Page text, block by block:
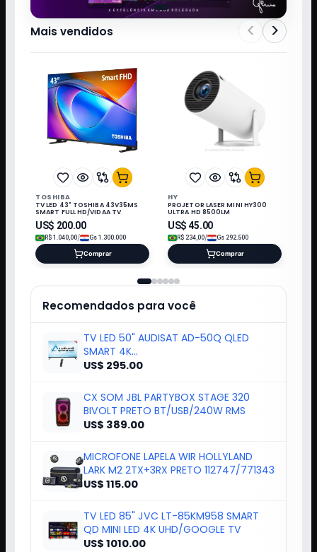
Mais vendidos < >
TOSHIBA
TV LED 43" TOSHIBA 43V35MS
SMART FULL HD/VIDAA TV
US$ 200.00
R$ 1.040,00/ Gs 1.300.000
Comprar
HY
PROJETOR LASER MINI HY300
ULTRA HD 8500LM
US$ 45.00
R$ 234,00/ Gs 292.500
Comprar
Recomendados para você
TV LED 50" AUDISAT AD-50Q QLED
SMART 4K
ULTRAHD+CONVERSOR/HDMI/AND15
US$ 295.00
CX SOM JBL PARTYBOX STAGE 320
BIVOLT PRETO BT/USB/240W RMS
US$ 389.00
MICROFONE LAPELA WIR HOLLYLAND
LARK M2 2TX+3RX PRETO 112747/771343
US$ 115.00
TV LED 85" JVC LT-85KM958 SMART
QD MINI LED 4K UHD/GOOGLE TV
US$ 1010.00